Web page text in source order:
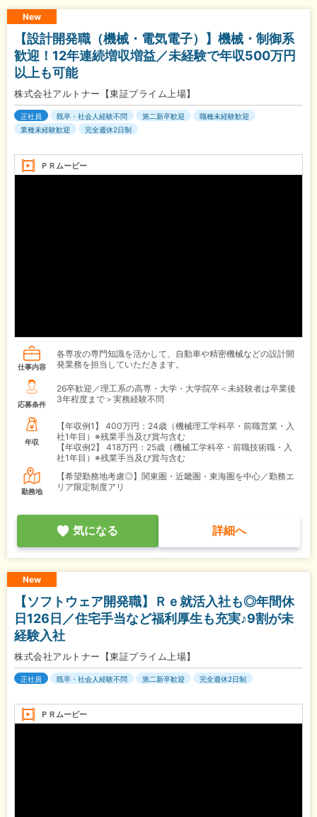
New
【設計開発職（機械・電気電子）】機械・制御系
歓迎！12年連続増収増益／未経験で年収500万円
以上も可能
株式会社アルトナー【東証プライム上場】
正社員 既卒・社会人経験不問 第二新卒歓迎
職種未経験歓迎
業種未経験歓迎
完全週休2日制
ＰＲムービー
仕事内容
各専攻の専門知識を活かして、自動車や精密機械などの設計開
発業務を担当していただきます。
応募条件
26卒歓迎／理工系の高専・大学・大学院卒＜未経験者は卒業後
3年程度まで＞実務経験不問
年収
【年収例1】
400万円：24歳（機械理工学科卒・前職営業・入
社1年目）※残業手当及び賞与含む
【年収例2】
418万円：25歳（機械工学科卒・前職技術職・入
社1年目）※残業手当及び賞与含む
勤務地
【希望勤務地考慮◎】関東圏・近畿圏・東海圏を中心／勤務エ
リア限定制度アリ
気になる 詳細へ
New
【ソフトウェア開発職】Ｒｅ就活入社も◎年間休
日126日／住宅手当など福利厚生も充実♪9割が未
経験入社
株式会社アルトナー【東証プライム上場】
正社員 既卒・社会人経験不問 第二新卒歓迎 完全週休2日制
ＰＲムービー